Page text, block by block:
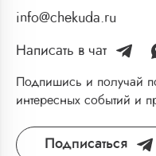
info@chekuda.ru
Написать в чат
Подпишись и получай
интересных событий и
Подписаться